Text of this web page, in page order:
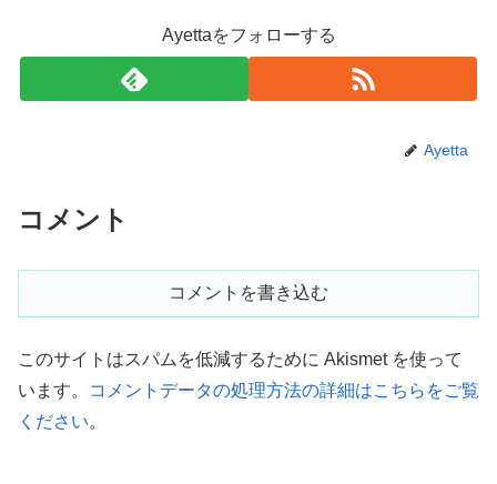
Ayettaをフォローする
Ayetta
コメント
コメントを書き込む
このサイトはスパムを低減するために Akismet を使って
います。
コメントデータの処理方法の詳細はこちらをご覧
ください。